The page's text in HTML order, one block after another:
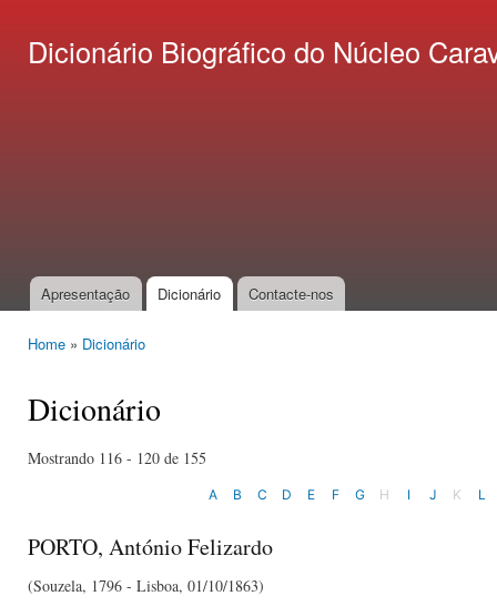
Dicionário Biográfico do Núcleo
Main menu
Apresentação Dicionário Contacte-nos
Home » Dicionário
Dicionário
Mostrando 116 - 120 de 155
A B C D E F G H I J K L
PORTO, António Felizardo
(Souzela, 1796 - Lisboa, 01/10/1863)